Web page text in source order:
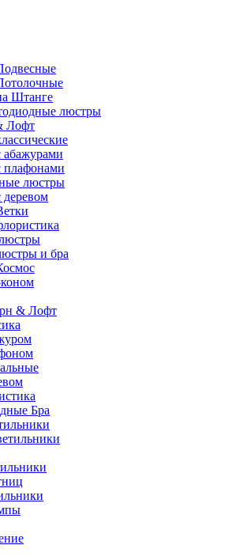
Штанге
люстры
Лофт
люстры
и бра
& Лофт
Бра